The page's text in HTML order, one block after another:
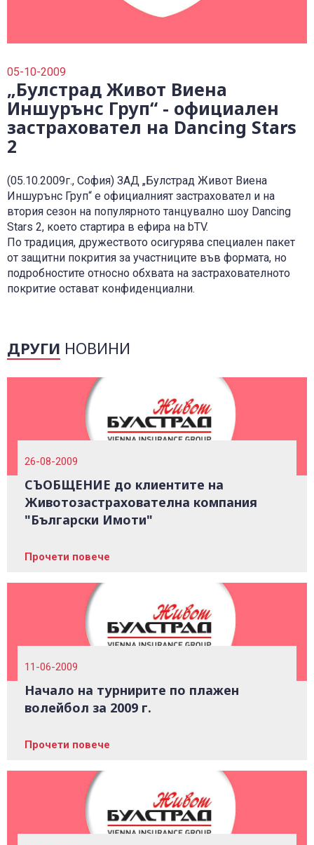
0700 18 800
05-10-2009
„Булстрад Живот Виена
Иншурънс Груп“ - официален
застраховател на Dancing Stars
2
(05.10.2009г., София) ЗАД „Булстрад Живот Виена
Иншурънс Груп“ е официалният застраховател и на
втория сезон на популярното танцувално шоу Dancing
Stars 2, което стартира в ефира на bTV.
По традиция, дружеството осигурява специален пакет
от защитни покрития за участниците във формата, но
подробностите относно обхвата на застрахователното
покритие остават конфиденциални.
ДРУГИ НОВИНИ
26-08-2009
СЪОБЩЕНИЕ до клиентите на
Животозастрахователна компания
"Български Имоти"
Прочети повече
11-06-2009
Начало на турнирите по плажен
волейбол за 2009 г.
Прочети повече